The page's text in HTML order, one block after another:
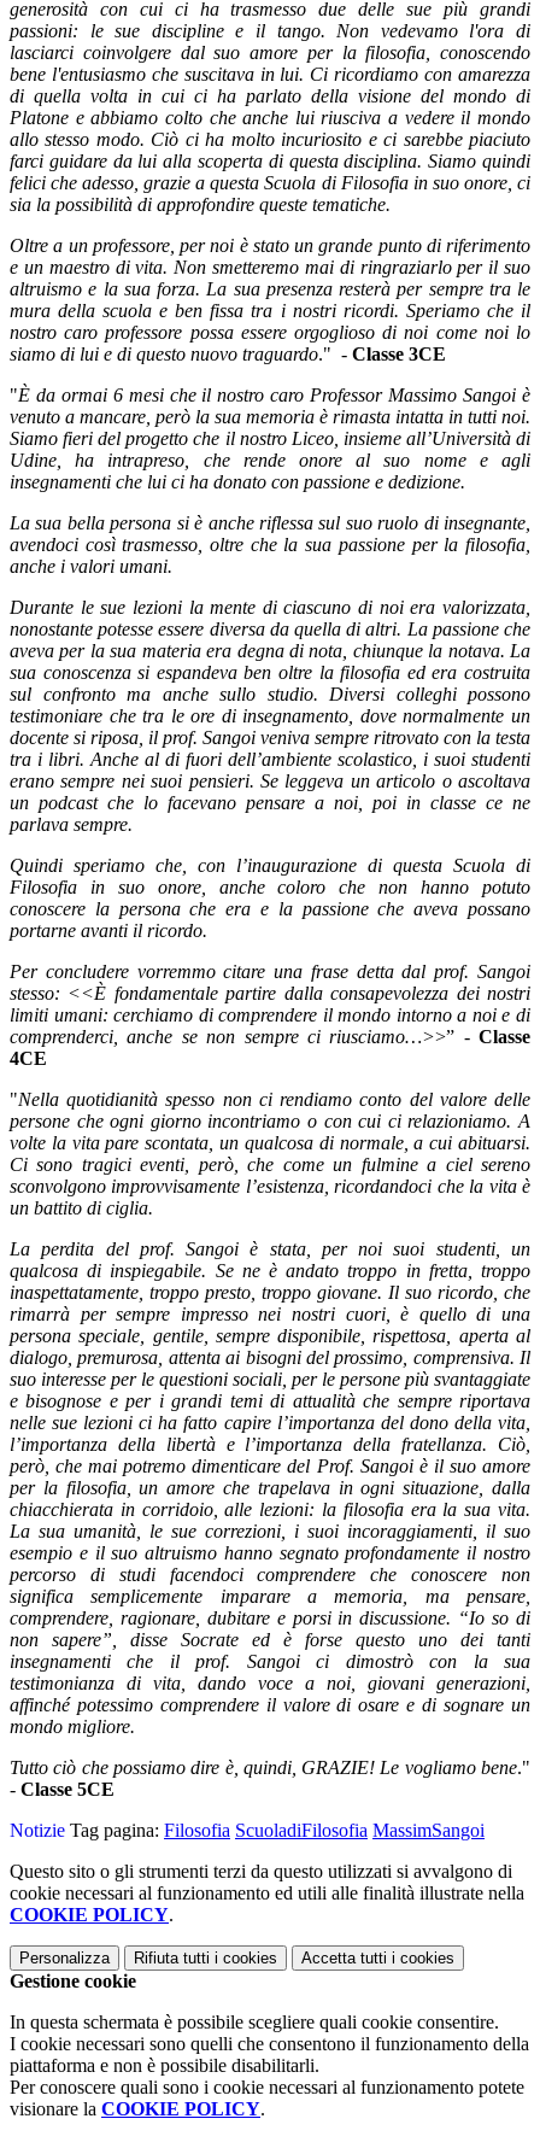
generosità con cui ci ha trasmesso due delle sue più grandi
passioni: le sue discipline e il tango. Non vedevamo l'ora di
lasciarci coinvolgere dal suo amore per la filosofia, conoscendo
bene l'entusiasmo che suscitava in lui. Ci ricordiamo con amarezza
di quella volta in cui ci ha parlato della visione del mondo di
Platone e abbiamo colto che anche lui riusciva a vedere il mondo
allo stesso modo. Ciò ci ha molto incuriosito e ci sarebbe piaciuto
farci guidare da lui alla scoperta di questa disciplina. Siamo quindi
felici che adesso, grazie a questa Scuola di Filosofia in suo onore, ci
sia la possibilità di approfondire queste tematiche.
Oltre a un professore, per noi è stato un grande punto di riferimento
e un maestro di vita. Non smetteremo mai di ringraziarlo per il suo
altruismo e la sua forza. La sua presenza resterà per sempre tra le
mura della scuola e ben fissa tra i nostri ricordi. Speriamo che il
nostro caro professore possa essere orgoglioso di noi come noi lo
siamo di lui e di questo nuovo traguardo." - Classe 3CE
"È da ormai 6 mesi che il nostro caro Professor Massimo Sangoi è
venuto a mancare, però la sua memoria è rimasta intatta in tutti noi.
Siamo fieri del progetto che il nostro Liceo, insieme all’Università di
Udine, ha intrapreso, che rende onore al suo nome e agli
insegnamenti che lui ci ha donato con passione e dedizione.
La sua bella persona si è anche riflessa sul suo ruolo di insegnante,
avendoci così trasmesso, oltre che la sua passione per la filosofia,
anche i valori umani.
Durante le sue lezioni la mente di ciascuno di noi era valorizzata,
nonostante potesse essere diversa da quella di altri. La passione che
aveva per la sua materia era degna di nota, chiunque la notava. La
sua conoscenza si espandeva ben oltre la filosofia ed era costruita
sul confronto ma anche sullo studio. Diversi colleghi possono
testimoniare che tra le ore di insegnamento, dove normalmente un
docente si riposa, il prof. Sangoi veniva sempre ritrovato con la testa
tra i libri. Anche al di fuori dell’ambiente scolastico, i suoi studenti
erano sempre nei suoi pensieri. Se leggeva un articolo o ascoltava
un podcast che lo facevano pensare a noi, poi in classe ce ne
parlava sempre.
Quindi speriamo che, con l’inaugurazione di questa Scuola di
Filosofia in suo onore, anche coloro che non hanno potuto
conoscere la persona che era e la passione che aveva possano
portarne avanti il ricordo.
Per concludere vorremmo citare una frase detta dal prof. Sangoi
stesso: <<È fondamentale partire dalla consapevolezza dei nostri
limiti umani: cerchiamo di comprendere il mondo intorno a noi e di
comprenderci, anche se non sempre ci riusciamo…>>” - Classe
4CE
"Nella quotidianità spesso non ci rendiamo conto del valore delle
persone che ogni giorno incontriamo o con cui ci relazioniamo. A
volte la vita pare scontata, un qualcosa di normale, a cui abituarsi.
Ci sono tragici eventi, però, che come un fulmine a ciel sereno
sconvolgono improvvisamente l’esistenza, ricordandoci che la vita è
un battito di ciglia.
La perdita del prof. Sangoi è stata, per noi suoi studenti, un
qualcosa di inspiegabile. Se ne è andato troppo in fretta, troppo
inaspettatamente, troppo presto, troppo giovane. Il suo ricordo, che
rimarrà per sempre impresso nei nostri cuori, è quello di una
persona speciale, gentile, sempre disponibile, rispettosa, aperta al
dialogo, premurosa, attenta ai bisogni del prossimo, comprensiva. Il
suo interesse per le questioni sociali, per le persone più svantaggiate
e bisognose e per i grandi temi di attualità che sempre riportava
nelle sue lezioni ci ha fatto capire l’importanza del dono della vita,
l’importanza della libertà e l’importanza della fratellanza. Ciò,
però, che mai potremo dimenticare del Prof. Sangoi è il suo amore
per la filosofia, un amore che trapelava in ogni situazione, dalla
chiacchierata in corridoio, alle lezioni: la filosofia era la sua vita.
La sua umanità, le sue correzioni, i suoi incoraggiamenti, il suo
esempio e il suo altruismo hanno segnato profondamente il nostro
percorso di studi facendoci comprendere che conoscere non
significa semplicemente imparare a memoria, ma pensare,
comprendere, ragionare, dubitare e porsi in discussione. “Io so di
non sapere”, disse Socrate ed è forse questo uno dei tanti
insegnamenti che il prof. Sangoi ci dimostrò con la sua
testimonianza di vita, dando voce a noi, giovani generazioni,
affinché potessimo comprendere il valore di osare e di sognare un
mondo migliore.
Tutto ciò che possiamo dire è, quindi, GRAZIE! Le vogliamo bene."
- Classe 5CE
Notizie Tag pagina: Filosofia ScuoladiFilosofia MassimSangoi
Questo sito o gli strumenti terzi da questo utilizzati si avvalgono di
cookie necessari al funzionamento ed utili alle finalità illustrate nella
COOKIE POLICY.
Personalizza Rifiuta tutti i cookies Accetta tutti i cookies
Gestione cookie
In questa schermata è possibile scegliere quali cookie consentire.
I cookie necessari sono quelli che consentono il funzionamento della
piattaforma e non è possibile disabilitarli.
Per conoscere quali sono i cookie necessari al funzionamento potete
visionare la COOKIE POLICY.